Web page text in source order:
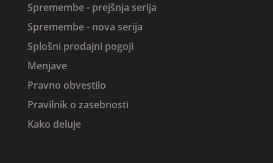
Spremembe - prejšnja serija
Spremembe - nova serija
Splošni prodajni pogoji
Menjave
Pravno obvestilo
Pravilnik o zasebnosti
Kako deluje